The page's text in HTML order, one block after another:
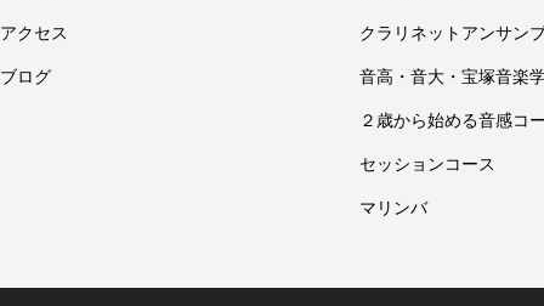
アクセス
ブログ
クラリネットアンサン
音高・音大・宝塚音楽
２歳から始める音感コ
セッションコース
マリンバ